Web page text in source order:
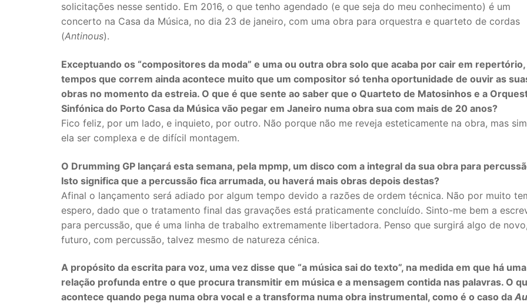
solicitações nesse sentido. Em 2016, o que tenho agendado (e que seja do meu conhecimento) é um
concerto na Casa da Música, no dia 23 de janeiro, com uma obra para orquestra e quarteto de cordas
(Antinous).
Exceptuando os “compositores da moda” e uma ou outra obra solo que acaba por cair em
tempos que correm ainda acontece muito que um compositor só tenha oportunidade de ouvir as
obras no momento da estreia. O que é que sente ao saber que o Quarteto de Matosinhos e a
Sinfónica do Porto Casa da Música vão pegar em Janeiro numa obra sua com mais de 20 anos?
Fico feliz, por um lado, e inquieto, por outro. Não porque não me reveja esteticamente na obra, mas
ela ser complexa e de difícil montagem.
O Drumming GP lançará esta semana, pela mpmp, um disco com a integral da sua obra para
Isto significa que a percussão fica arrumada, ou haverá mais obras depois destas?
Afinal o lançamento será adiado por algum tempo devido a razões de ordem técnica. Não por muito
espero, dado que o tratamento final das gravações está praticamente concluído. Sinto-me bem a
para percussão, que é uma linha de trabalho extremamente libertadora. Penso que surgirá algo de
futuro, com percussão, talvez mesmo de natureza cénica.
A propósito da escrita para voz, uma vez disse que “a música sai do texto”, na medida em que há uma
relação profunda entre o que procura transmitir em música e a mensagem contida nas palavras. O
acontece quando pega numa obra vocal e a transforma numa obra instrumental, como é o caso da